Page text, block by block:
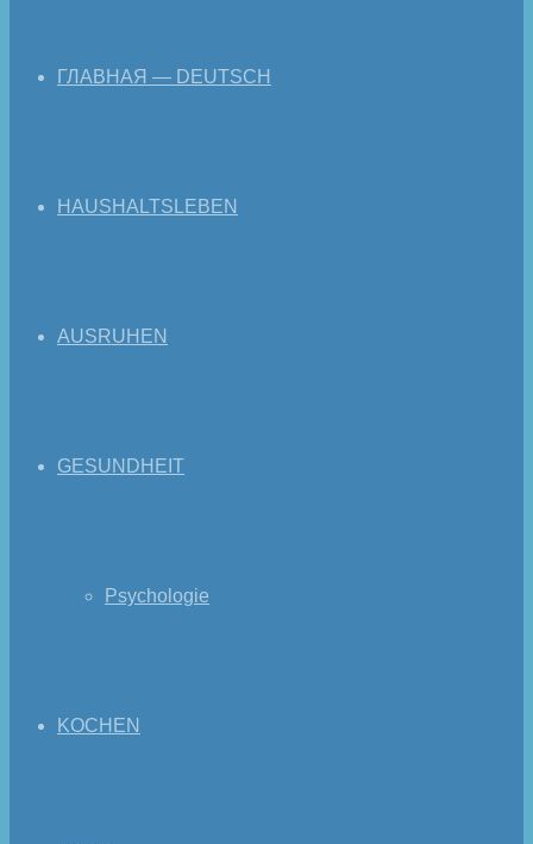
ГЛАВНАЯ — DEUTSCH
HAUSHALTSLEBEN
AUSRUHEN
GESUNDHEIT
Psychologie
KOCHEN